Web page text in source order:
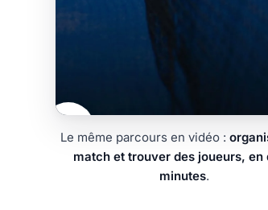
Lire la vidéo : Il te manque
Le même parcours en vidéo :
match et trouver des joueurs, en
minutes.